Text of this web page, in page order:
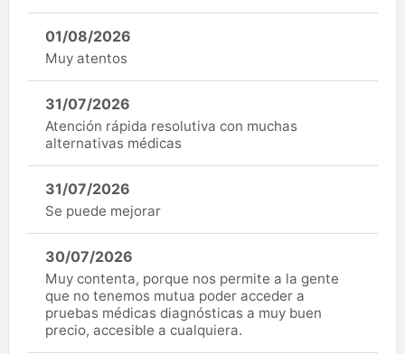
01/08/2026
Muy atentos
31/07/2026
Atención rápida resolutiva con muchas
alternativas médicas
31/07/2026
Se puede mejorar
30/07/2026
Muy contenta, porque nos permite a la gente
que no tenemos mutua poder acceder a
pruebas médicas diagnósticas a muy buen
precio, accesible a cualquiera.